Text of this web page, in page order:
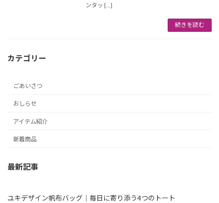
ンタッ […]
続きを読む
カテゴリー
ごあいさつ
おしらせ
アイテム紹介
新着商品
最新記事
ユキデザイン帆布バッグ｜毎日に寄り添う4つのトート